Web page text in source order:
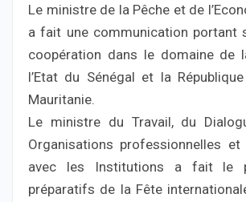
Le ministre de la Pêche et de
a fait une communication portant
coopération dans le domaine de
l’Etat du Sénégal et la
Mauritanie.
Le ministre du Travail, du
Organisations professionnelles et
avec les Institutions a fait le
préparatifs de la Fête